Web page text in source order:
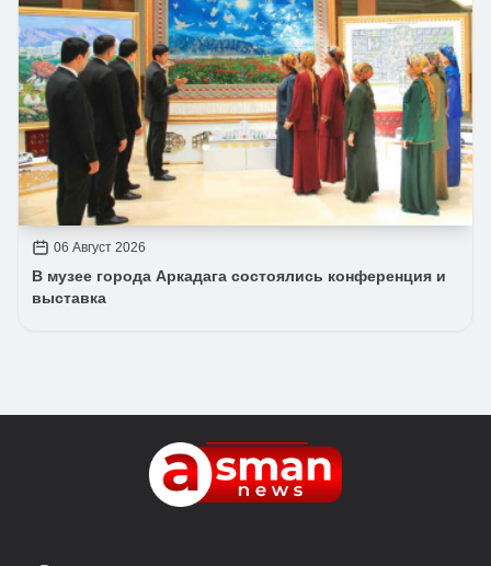
06 Август 2026
В музее города Аркадага состоялись конференция и
выставка